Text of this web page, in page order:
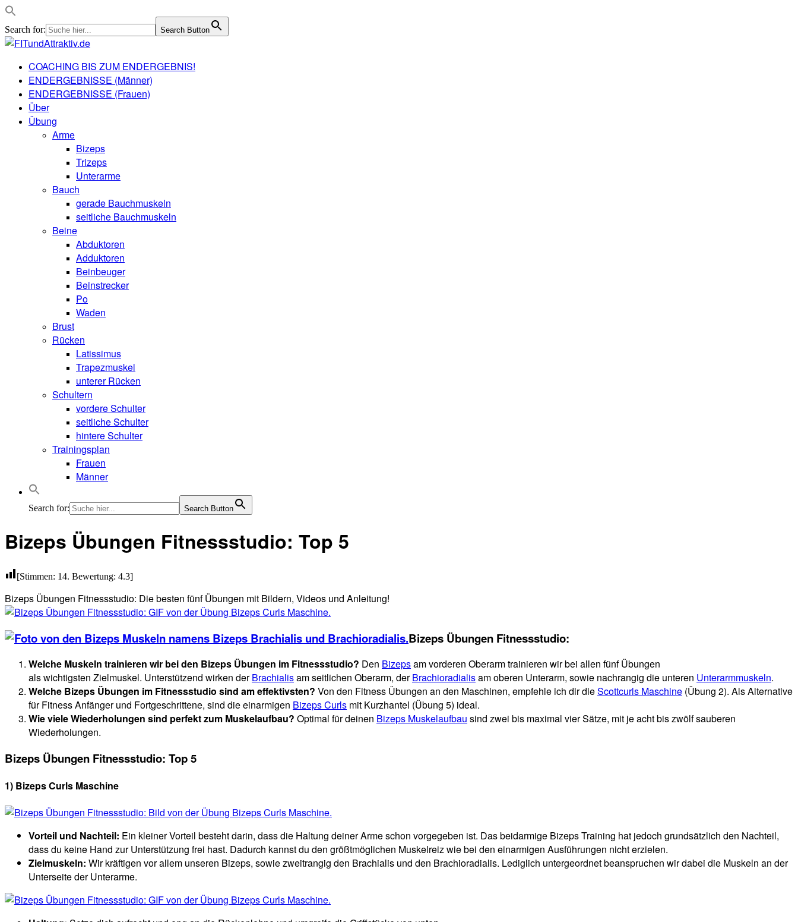
Search for: Search Button
COACHING BIS ZUM ENDERGEBNIS!
ENDERGEBNISSE (Männer)
ENDERGEBNISSE (Frauen)
Über
Übung
Arme
Bizeps
Trizeps
Unterarme
Bauch
gerade Bauchmuskeln
seitliche Bauchmuskeln
Beine
Abduktoren
Adduktoren
Beinbeuger
Beinstrecker
Po
Waden
Brust
Rücken
Latissimus
Trapezmuskel
unterer Rücken
Schultern
vordere Schulter
seitliche Schulter
hintere Schulter
Trainingsplan
Frauen
Männer
Search for: Search Button
Bizeps Übungen Fitnessstudio: Top 5
[Stimmen: 14. Bewertung: 4.3]
Bizeps Übungen Fitnessstudio: Die besten fünf Übungen mit Bildern, Videos und Anleitung!
Bizeps Übungen Fitnessstudio:
Welche Muskeln trainieren wir bei den Bizeps Übungen im Fitnessstudio? Den Bizepsam vorderen Oberarm trainieren wir bei allen fünf Übungen
als wichtigsten Zielmuskel. Unterstützend wirken derBrachialisam seitlichen Oberarm, derBrachioradialisam oberen Unterarm, sowie nachrangig die unteren Unterarmmuskeln.
Welche Bizeps Übungen im Fitnessstudio sind am effektivsten? Von den Fitness Übungen an den Maschinen, empfehle ich dir dieScottcurls Maschine (Übung 2). Als Alternative
für Fitness Anfänger und Fortgeschrittene, sind die einarmigen Bizeps Curls mit Kurzhantel (Übung 5) ideal.
Wie viele Wiederholungen sind perfekt zum Muskelaufbau? Optimal für deinen Bizeps Muskelaufbau sind zwei bis maximal vier Sätze, mit je acht bis zwölf sauberen
Wiederholungen.
Bizeps Übungen Fitnessstudio: Top 5
1) Bizeps Curls Maschine
Vorteil und Nachteil: Ein kleiner Vorteil besteht darin, dass die Haltung deiner Arme schon vorgegeben ist. Das beidarmige Bizeps Training hat jedoch grundsätzlich den Nachteil,
dass du keine Hand zur Unterstützung frei hast. Dadurch kannst du den größtmöglichen Muskelreiz wie bei den einarmigen Ausführungen nicht erzielen.
Zielmuskeln: Wir kräftigen vor allem unseren Bizeps, sowie zweitrangig den Brachialis und den Brachioradialis. Lediglich untergeordnet beanspruchen wir dabei die Muskeln an der
Unterseite der Unterarme.